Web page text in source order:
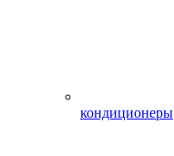
кондиционеры